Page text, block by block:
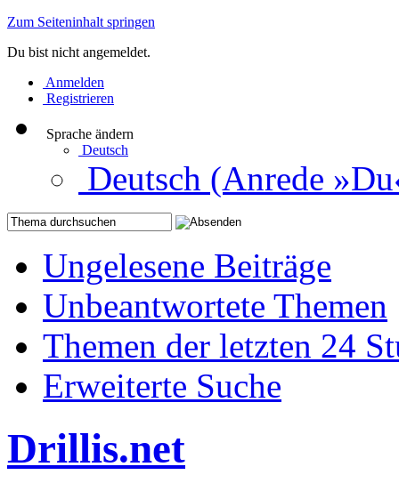
Zum Seiteninhalt springen
Du bist nicht angemeldet.
Anmelden
Registrieren
Sprache ändern
Deutsch
Deutsch (Anrede
Ungelesene Beiträge
Unbeantwortete Themen
Themen der letzten 24
Erweiterte Suche
Drillis.net